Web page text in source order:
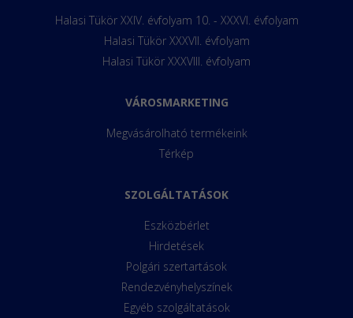
Halasi Tükör XXIV. évfolyam 10. - XXXVI. évfolyam
Halasi Tükör XXXVII. évfolyam
Halasi Tükör XXXVIII. évfolyam
VÁROSMARKETING
Megvásárolható termékeink
Térkép
SZOLGÁLTATÁSOK
Eszközbérlet
Hirdetések
Polgári szertartások
Rendezvényhelyszínek
Egyéb szolgáltatások